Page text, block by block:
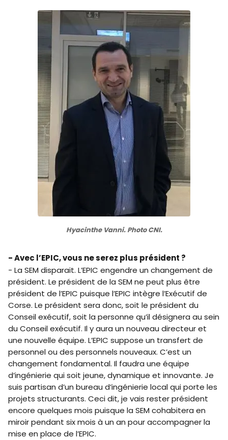
Hyacinthe Vanni. Photo CNI.
- Avec l’EPIC, vous ne serez plus président ?
- La SEM disparait. L’EPIC engendre un changement de
président. Le président de la SEM ne peut plus être
président de l’EPIC puisque l’EPIC intègre l’Exécutif de
Corse. Le président sera donc, soit le président du
Conseil exécutif, soit la personne qu’il désignera au sein
du Conseil exécutif. Il y aura un nouveau directeur et
une nouvelle équipe. L’EPIC suppose un transfert de
personnel ou des personnels nouveaux. C’est un
changement fondamental. Il faudra une équipe
d’ingénierie qui soit jeune, dynamique et innovante. Je
suis partisan d’un bureau d’ingénierie local qui porte les
projets structurants. Ceci dit, je vais rester président
encore quelques mois puisque la SEM cohabitera en
miroir pendant six mois à un an pour accompagner la
mise en place de l’EPIC.